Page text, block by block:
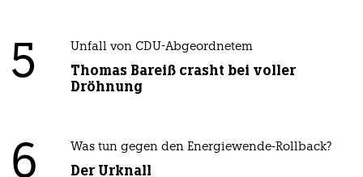
5 Unfall von CDU-Abgeordnetem
Thomas Bareiß crasht bei voller
Dröhnung
6 Was tun gegen den Energiewende-Rollback?
Der Urknall